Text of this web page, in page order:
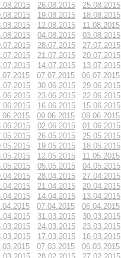
26.08.2015
25.08.2015
19.08.2015
18.08.2015
12.08.2015
11.08.2015
04.08.2015
03.08.2015
28.07.2015
27.07.2015
21.07.2015
20.07.2015
14.07.2015
13.07.2015
07.07.2015
06.07.2015
30.06.2015
29.06.2015
23.06.2015
22.06.2015
16.06.2015
15.06.2015
09.06.2015
08.06.2015
02.06.2015
01.06.2015
26.05.2015
25.05.2015
19.05.2015
18.05.2015
12.05.2015
11.05.2015
05.05.2015
04.05.2015
28.04.2015
27.04.2015
21.04.2015
20.04.2015
14.04.2015
13.04.2015
07.04.2015
06.04.2015
31.03.2015
30.03.2015
24.03.2015
23.03.2015
17.03.2015
16.03.2015
07.03.2015
06.03.2015